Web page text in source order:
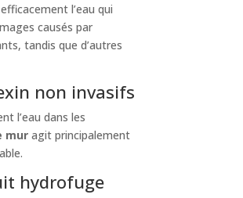
l’eau qui
causés par
tandis que d’autres
non invasifs
l’eau dans les
mur agit principalement
hydrofuge